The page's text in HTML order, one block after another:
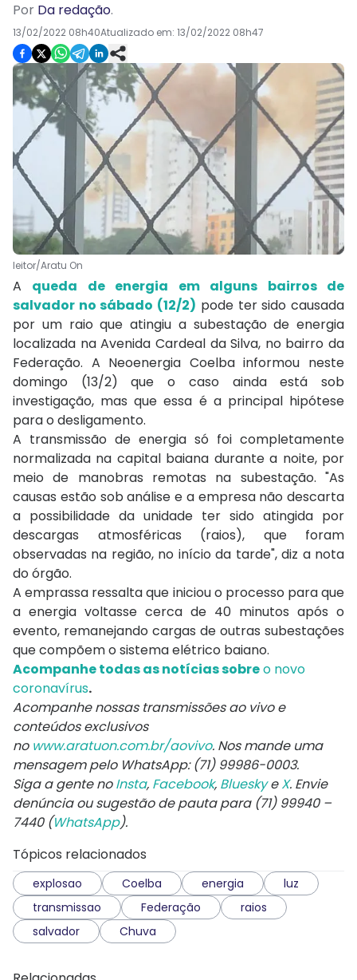
Por Da redação.
13/02/2022 08h40Atualizado em: 13/02/2022 08h47
leitor/Aratu On
A queda de energia em alguns bairros de
salvador no sábado (12/2) pode ter sido causada
por um raio que atingiu a subestação de energia
localizada na Avenida Cardeal da Silva, no bairro da
Federação. A Neoenergia Coelba informou neste
domingo (13/2) que o caso ainda está sob
investigação, mas que essa é a principal hipótese
para o desligamento.
A transmissão de energia só foi completamente
normalizada na capital baiana durante a noite, por
meio de manobras remotas na subestação. "As
causas estão sob análise e a empresa não descarta
a possibilidade da unidade ter sido atingida por
descargas atmosféricas (raios), que foram
observadas na região, no início da tarde", diz a nota
do órgão.
A emprassa ressalta que iniciou o processo para que
a energia voltasse cerca de 40 minutos após o
evento, remanejando cargas de outras subestações
que compõem o sistema elétrico baiano.
Acompanhe todas as notícias sobreo novo
coronavírus.
Acompanhe nossas transmissões ao vivo e
conteúdos exclusivos
no www.aratuon.com.br/aovivo. Nos mande uma
mensagem pelo WhatsApp: (71) 99986-0003.
Siga a gente noInsta, Facebook, BlueskyeX. Envie
denúncia ou sugestão de pauta para (71) 99940 –
7440 (WhatsApp).
Tópicos relacionados
explosao Coelba energia
luz
transmissao
Federação
raios
salvador
Chuva